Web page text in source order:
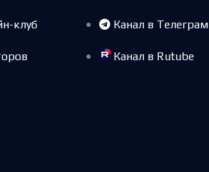
клуб Канал в Телеграм
Канал в Rutube